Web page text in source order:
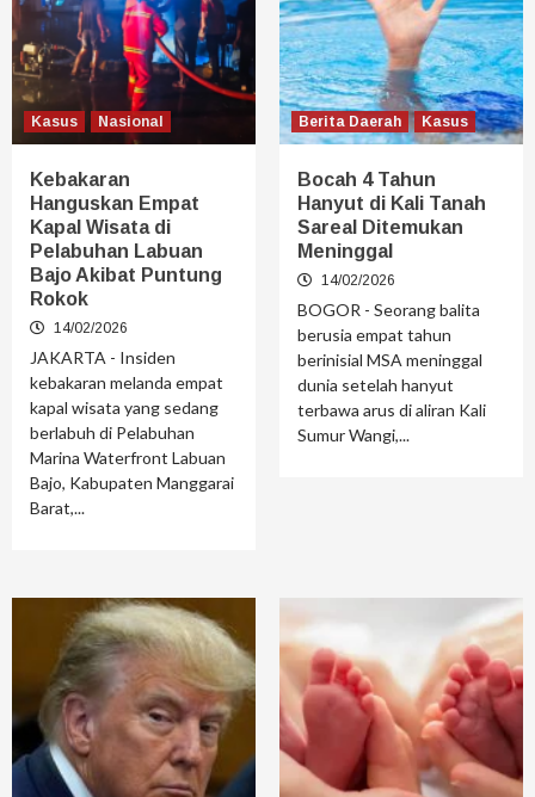
Kasus Nasional
Kebakaran
Hanguskan Empat
Kapal Wisata di
Pelabuhan Labuan
Bajo Akibat Puntung
Rokok
14/02/2026
JAKARTA - Insiden
kebakaran melanda empat
kapal wisata yang sedang
berlabuh di Pelabuhan
Marina Waterfront Labuan
Bajo, Kabupaten Manggarai
Barat,...
Berita Daerah Kasus
Bocah 4 Tahun
Hanyut di Kali Tanah
Sareal Ditemukan
Meninggal
14/02/2026
BOGOR - Seorang balita
berusia empat tahun
berinisial MSA meninggal
dunia setelah hanyut
terbawa arus di aliran Kali
Sumur Wangi,...